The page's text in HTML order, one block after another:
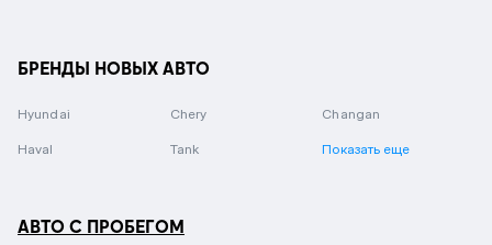
БРЕНДЫ НОВЫХ АВТО
Hyundai Chery Changan
Haval Tank Показать еще
АВТО С ПРОБЕГОМ